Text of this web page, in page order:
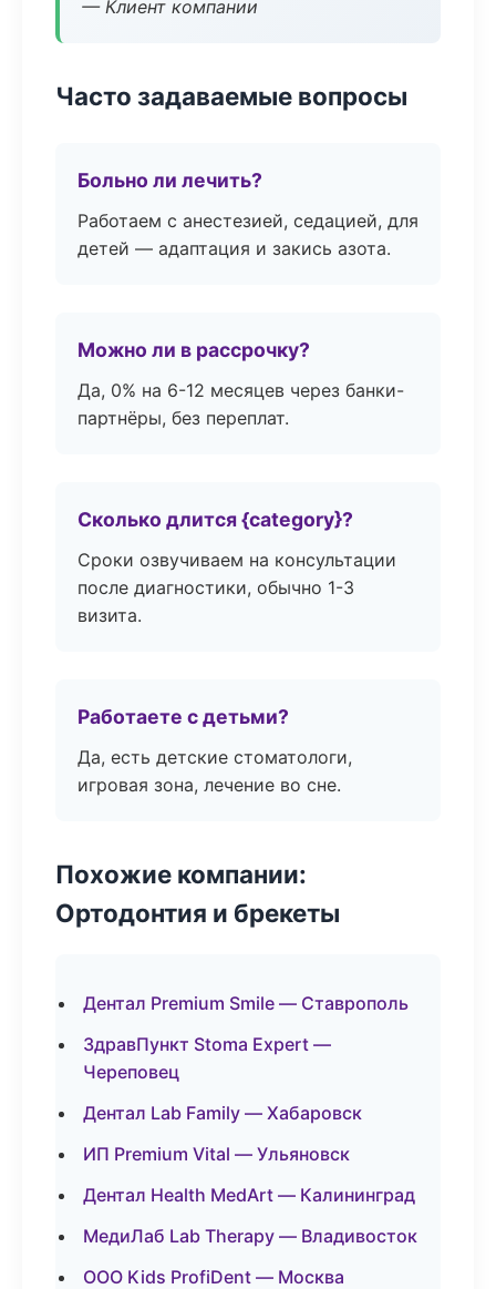
— Клиент компании
Часто задаваемые вопросы
Больно ли лечить?
Работаем с анестезией, седацией, для
детей — адаптация и закись азота.
Можно ли в рассрочку?
Да, 0% на 6-12 месяцев через банки-
партнёры, без переплат.
Сколько длится {category}?
Сроки озвучиваем на консультации
после диагностики, обычно 1-3
визита.
Работаете с детьми?
Да, есть детские стоматологи,
игровая зона, лечение во сне.
Похожие компании:
Ортодонтия и брекеты
Дентал Premium Smile — Ставрополь
ЗдравПункт Stoma Expert —
Череповец
Дентал Lab Family — Хабаровск
ИП Premium Vital — Ульяновск
Дентал Health MedArt — Калининград
МедиЛаб Lab Therapy — Владивосток
ООО Kids ProfiDent — Москва